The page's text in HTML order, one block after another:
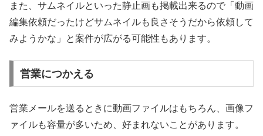
また、サムネイルといった静止画も掲載出来るので「動画
編集依頼だったけどサムネイルも良さそうだから依頼して
みようかな」と案件が広がる可能性もあります。
営業につかえる
営業メールを送るときに動画ファイルはもちろん、画像フ
ァイルも容量が多いため、好まれないことがあります。